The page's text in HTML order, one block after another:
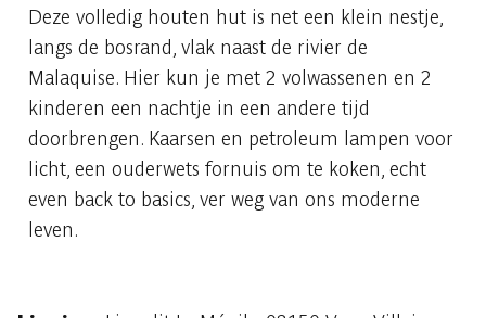
Deze volledig houten hut is net een klein nestje,
langs de bosrand, vlak naast de rivier de
Malaquise. Hier kun je met 2 volwassenen en 2
kinderen een nachtje in een andere tijd
doorbrengen. Kaarsen en petroleum lampen voor
licht, een ouderwets fornuis om te koken, echt
even back to basics, ver weg van ons moderne
leven.